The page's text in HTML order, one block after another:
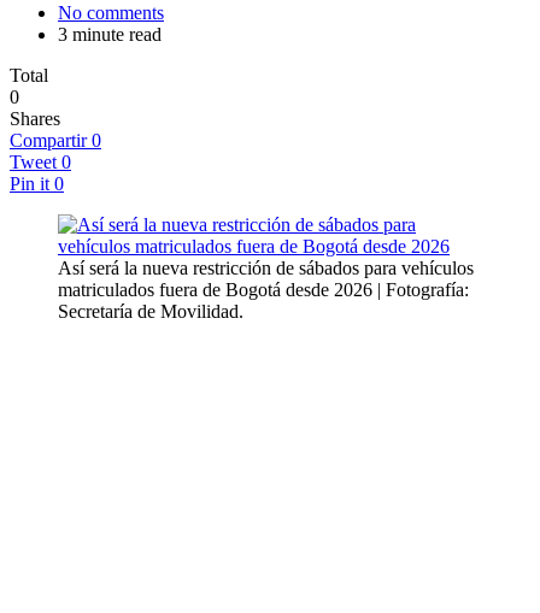
No comments
3 minute read
Total
0
Shares
Compartir 0
Tweet 0
Pin it 0
Así será la nueva restricción de sábados para vehículos
matriculados fuera de Bogotá desde 2026 | Fotografía:
Secretaría de Movilidad.